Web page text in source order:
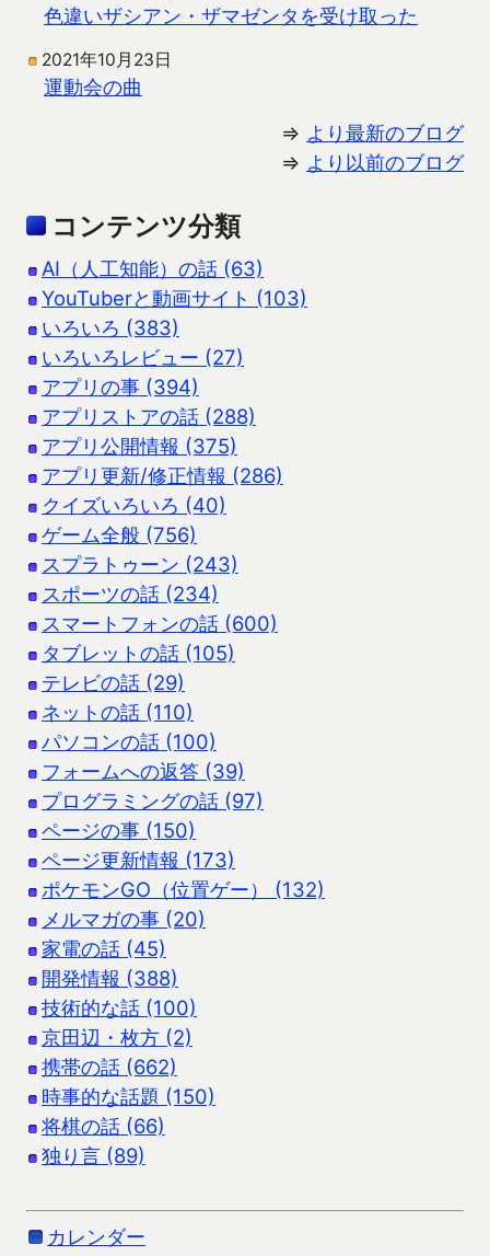
色違いザシアン・ザマゼンタを受け取った
2021年10月23日
運動会の曲
⇒ より最新のブログ
⇒ より以前のブログ
コンテンツ分類
AI（人工知能）の話 (63)
YouTuberと動画サイト (103)
いろいろ (383)
いろいろレビュー (27)
アプリの事 (394)
アプリストアの話 (288)
アプリ公開情報 (375)
アプリ更新/修正情報 (286)
クイズいろいろ (40)
ゲーム全般 (756)
スプラトゥーン (243)
スポーツの話 (234)
スマートフォンの話 (600)
タブレットの話 (105)
テレビの話 (29)
ネットの話 (110)
パソコンの話 (100)
フォームへの返答 (39)
プログラミングの話 (97)
ページの事 (150)
ページ更新情報 (173)
ポケモンGO（位置ゲー） (132)
メルマガの事 (20)
家電の話 (45)
開発情報 (388)
技術的な話 (100)
京田辺・枚方 (2)
携帯の話 (662)
時事的な話題 (150)
将棋の話 (66)
独り言 (89)
カレンダー